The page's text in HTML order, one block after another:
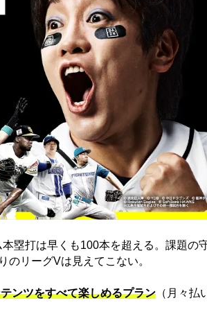
塁打は早くも100本を超える。課題の
リーグVは見えてこない。
ンツをすべて楽しめるプラン （月々払